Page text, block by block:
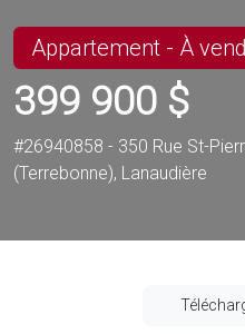
Appartement - À
399 900 $
#26940858 - 350 Rue St-
(Terrebonne), Lanaudière